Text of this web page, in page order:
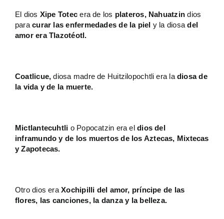
El dios Xipe Totec era de los plateros, Nahuatzin dios
paracurar las enfermedades de la piel y la diosadel
amor era Tlazotéotl.
Coatlicue, diosa madre de Huitzilopochtli era ladiosa de
la vida y de la muerte.
Mictlantecuhtli o Popocatzin era eldios del
inframundo y de los muertos de los Aztecas, Mixtecas
y Zapotecas.
Otro dios eraXochipilli del amor, príncipe de las
flores, las canciones, la danza y la belleza.